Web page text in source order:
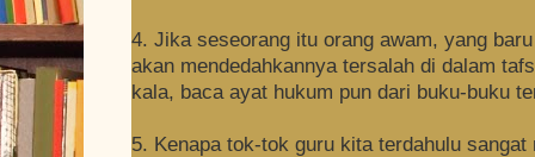
4. Jika seseorang itu orang awam, yang
akan mendedahkannya tersalah di dalam
kala, baca ayat hukum pun dari buku-buku
5. Kenapa tok-tok guru kita terdahulu